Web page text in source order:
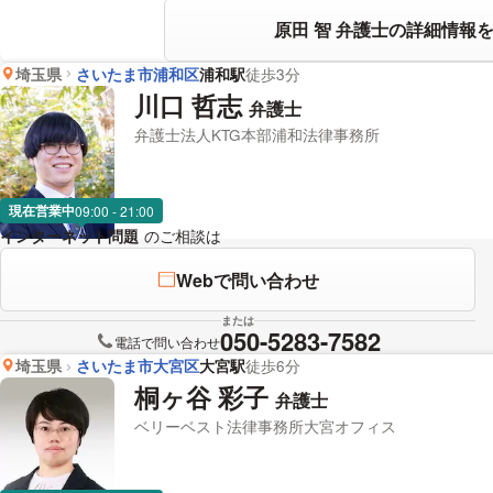
原田 智 弁護士の詳細情報
埼玉県 さいたま市浦和区浦和駅徒歩3分
川口 哲志 弁護士
弁護士法人KTG本部浦和法律事務所
現在営業中09:00 - 21:00
インターネット問題 のご相談は
Webで問い合わせ
または
電話で問い合わせ050-5283-7582
埼玉県 さいたま市大宮区大宮駅徒歩6分
桐ヶ谷 彩子 弁護士
ベリーベスト法律事務所大宮オフィス